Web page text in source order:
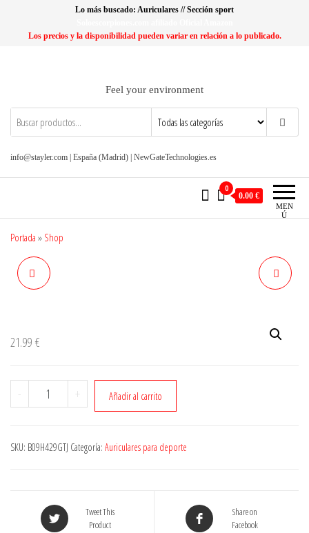
contenido
Lo más buscado: Auriculares // Sección sport
Los precios y la disponibilidad pueden variar en relación a lo publicado.
Feel your environment
info@stayler.com | España (Madrid) | NewGateTechnologies.es
MEN
Ú
0
0.00 €
Portada » Shop
21.99 €
- Cantidad + Añadir al carrito
SKU: B09H429GTJ Categoría: Auriculares para deporte
Tweet This
Product
Share on
Facebook